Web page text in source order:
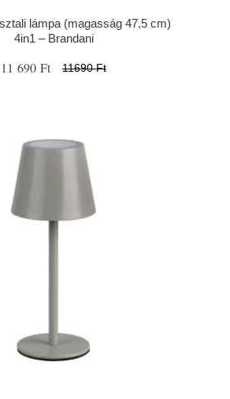
lámpa (magasság 47,5 cm)
4in1 – Brandani
11 690 Ft 11690 Ft